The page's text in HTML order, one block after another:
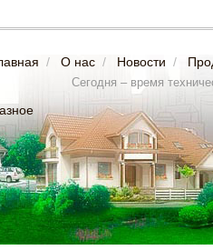
/ О нас / Новости /
Сегодня – время